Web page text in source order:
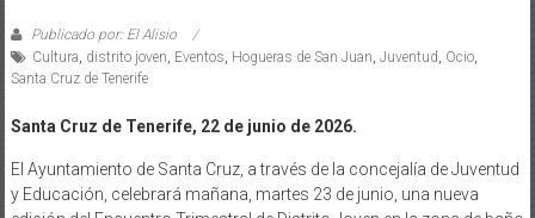
Publicado por: El Alisio
Cultura distrito joven Eventos Hogueras de San Juan Juventud Ocio,
Santa Cruz de Tenerife
Santa Cruz de Tenerife, 22 de junio de 2026.
El Ayuntamiento de Santa Cruz, a través de la concejalía de Juventud
y Educación, celebrará mañana, martes 23 de junio, una nueva